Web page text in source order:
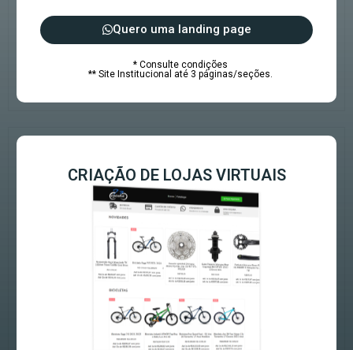
Quero uma landing page
* Consulte condições
** Site Institucional até 3 páginas/seções.
CRIAÇÃO DE LOJAS VIRTUAIS